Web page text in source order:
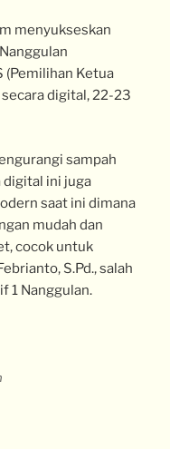
menyukseskan
(Pemilihan Ketua
digital, 22-23
sampah
digital ini juga
saat ini dimana
mudah dan
cocok untuk
S.Pd., salah
1 Nanggulan.